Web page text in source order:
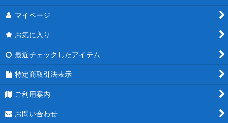
マイページ
お気に入り
最近チェックしたアイテム
特定商取引法表示
ご利用案内
お問い合わせ